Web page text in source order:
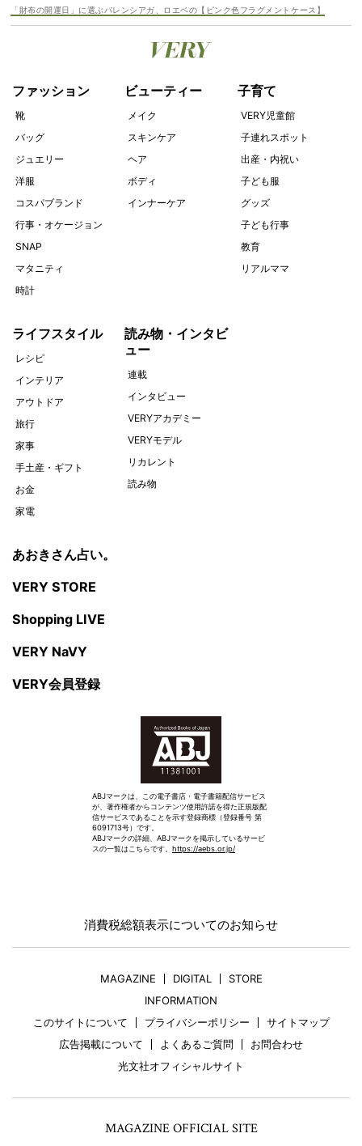
「財布の開運日」に選ぶバレンシアガ、ロエベの【ピンク色フラグメントケース】
ファッション
靴
バッグ
ジュエリー
洋服
コスパブランド
行事・オケージョン
SNAP
マタニティ
時計
ビューティー
メイク
スキンケア
ヘア
ボディ
インナーケア
子育て
VERY児童館
子連れスポット
出産・内祝い
子ども服
グッズ
子ども行事
教育
リアルママ
ライフスタイル
レシピ
インテリア
アウトドア
旅行
家事
手土産・ギフト
お金
家電
読み物・インタビ
ュー
連載
インタビュー
VERYアカデミー
VERYモデル
リカレント
読み物
あおきさん占い。
VERY STORE
Shopping LIVE
VERY NaVY
VERY会員登録
ABJマークは、この電子書店・電子書籍配信サービス
が、著作権者からコンテンツ使用許諾を得た正規版配
信サービスであることを示す登録商標（登録番号 第
6091713号）です。
ABJマークの詳細、ABJマークを掲示しているサービ
スの一覧はこちらです。 https://aebs.or.jp/
消費税総額表示についてのお知らせ
MAGAZINE DIGITAL
STORE
INFORMATION
このサイトについて
プライバシーポリシー
サイトマップ
広告掲載について
よくあるご質問
お問合わせ
光文社オフィシャルサイト
MAGAZINE OFFICIAL SITE